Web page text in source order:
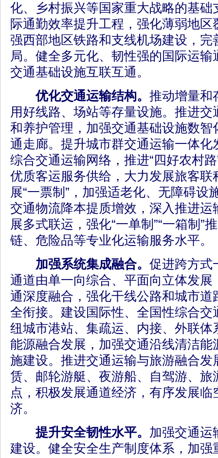
化、乡村振兴等国家重大战略的基础
际通勤效率提升工程，强化薄弱地
强西部地区铁路和支线机场建设，完
局。健全多元化、韧性强的国际运
交通基础设施互联互通。
优化交通运输结构。 推动增量和
用好线路、场站等存量设施。推进
和养护管理，加强交通基础设施数智
通走廊。提升城市群交通运输一体化
综合交通运输网络，推进“四好农村
优质客运服务供给，大力发展旅客联
展“一票制”，加强适老化、无障碍设
交通物流降本提质增效，深入推进运
展多式联运，强化“一单制”“一箱制”
链、危险品等专业化运输服务水平。
加强系统集成融合。 促进跨方式
通道由单一向综合、平面向立体发展
通深度融合，强化干线公路和城市道
全衔接。建设国际性、全国性综合交
纽城市港站、集疏运、内接、外联体
能源融合发展，加强交通沿线清洁能
施建设。推进交通运输与旅游融合发
赁、邮轮游艇、夜游船、自驾游、旅
点，积极发展通道经济，有序发展
济。
提升安全韧性水平。 加强交通运
建设。健全安全生产制度体系，加